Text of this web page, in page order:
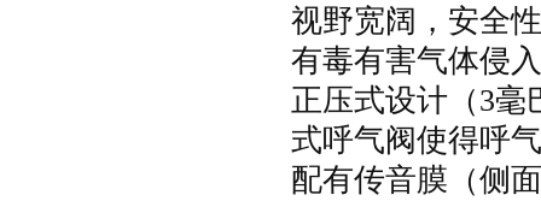
视野宽阔，安全
有毒有害气体侵
正压式设计（3毫
式呼气阀使得呼
配有传音膜（侧面